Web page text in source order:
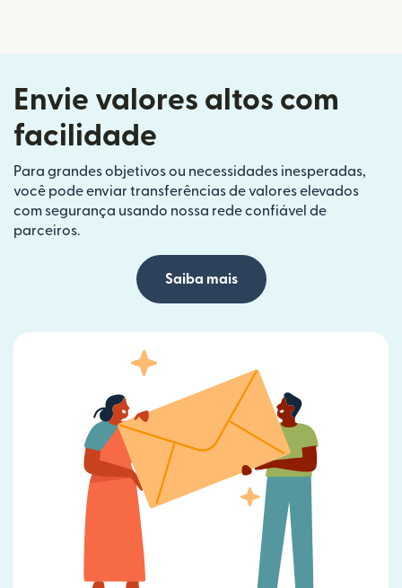
Envie valores altos com
facilidade
Para grandes objetivos ou necessidades inesperadas,
você pode enviar transferências de valores elevados
com segurança usando nossa rede confiável de
parceiros.
Saiba mais